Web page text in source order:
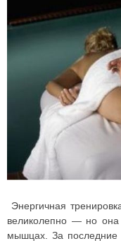
Энергичная
великолепно — но она
мышцах. За последние